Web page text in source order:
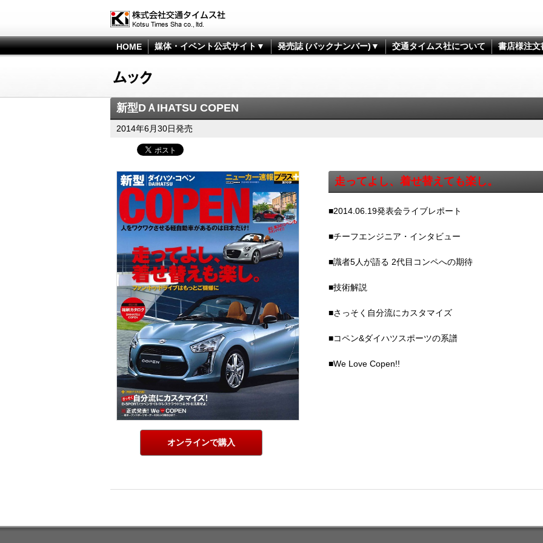
HOME 媒体・イベント公式サイト▼ 発売誌 (バックナンバー)▼ 交通タイムス社について 書店様注文
新型DＡIHATSU COPEN
2014年6月30日発売
オンラインで購入
走ってよし、着せ替えても楽し。
■2014.06.19発表会ライブレポート
■チーフエンジニア・インタビュー
■識者5人が語る 2代目コンペへの期待
■技術解説
■さっそく自分流にカスタマイズ
■コペン&ダイハツスポーツの系譜
■We Love Copen!!